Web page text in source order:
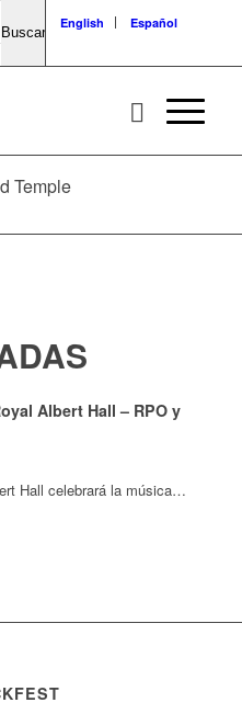
English Español
Temple
Albert Hall – RPO y
Hall celebrará la música…